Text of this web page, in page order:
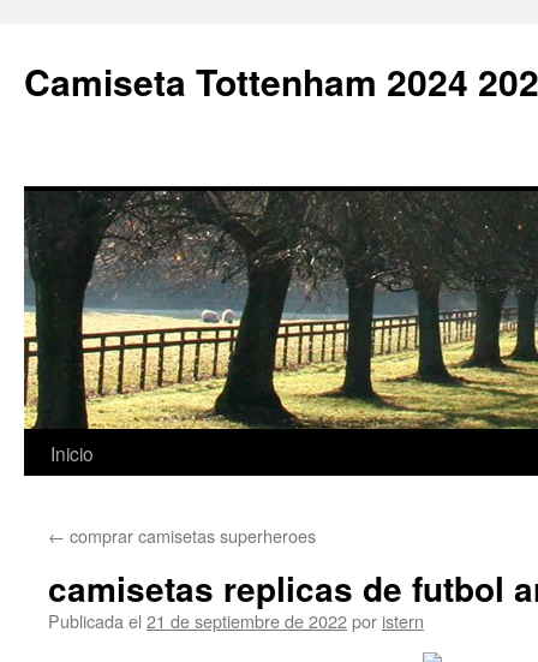
Camiseta Tottenham 2024
Saltar
contenido
Inicio
← comprar camisetas superheroes
camisetas replicas de futbol
Publicada el 21 de septiembre de 2022por istern